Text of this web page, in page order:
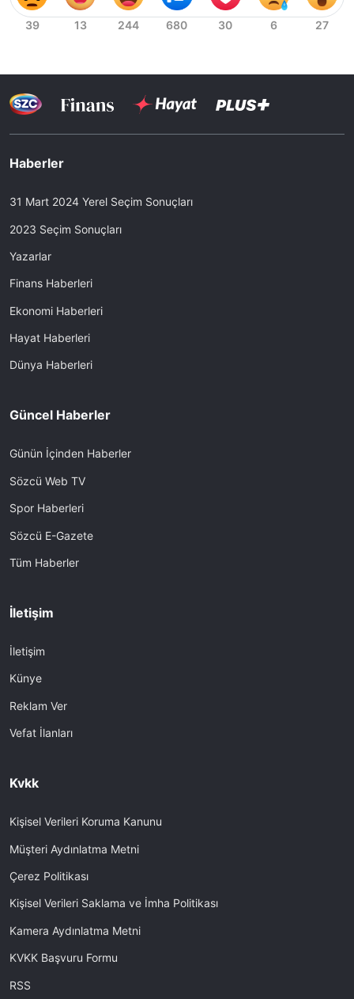
Haberler
31 Mart 2024 Yerel Seçim Sonuçları
2023 Seçim Sonuçları
Yazarlar
Finans Haberleri
Ekonomi Haberleri
Hayat Haberleri
Dünya Haberleri
Güncel Haberler
Günün İçinden Haberler
Sözcü Web TV
Spor Haberleri
Sözcü E-Gazete
Tüm Haberler
İletişim
İletişim
Künye
Reklam Ver
Vefat İlanları
Kvkk
Kişisel Verileri Koruma Kanunu
Müşteri Aydınlatma Metni
Çerez Politikası
Kişisel Verileri Saklama ve İmha Politikası
Kamera Aydınlatma Metni
KVKK Başvuru Formu
RSS